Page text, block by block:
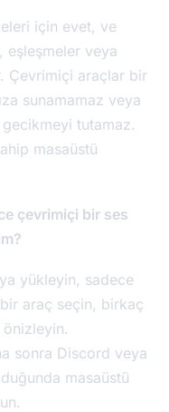
için evet, ve
eşleşmeler veya
Çevrimiçi araçlar bir
sunamamaz veya
tutamaz.
masaüstü
çevrimiçi bir ses
yükleyin, sadece
araç seçin, birkaç
sonra Discord veya
masaüstü